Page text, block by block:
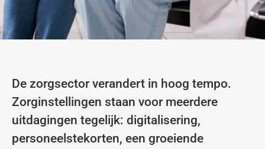
De zorgsector verandert in hoog tempo.
Zorginstellingen staan voor meerdere
uitdagingen tegelijk: digitalisering,
personeelstekorten, een groeiende